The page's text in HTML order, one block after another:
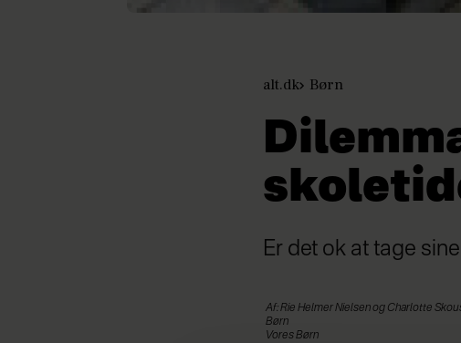
alt.dk Børn
Er det ok at tage
Af: Rie Helmer Nielsen og Charlotte
Børn
Vores Børn